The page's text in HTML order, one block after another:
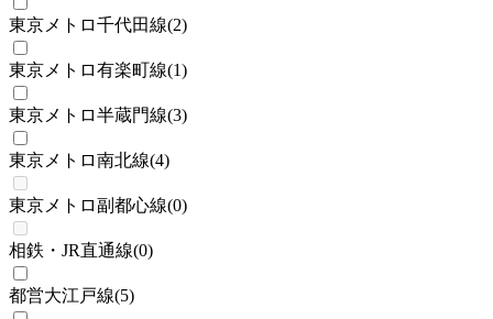
東京メトロ千代田線(2)
東京メトロ有楽町線(1)
東京メトロ半蔵門線(3)
東京メトロ南北線(4)
東京メトロ副都心線(0)
相鉄・JR直通線(0)
都営大江戸線(5)